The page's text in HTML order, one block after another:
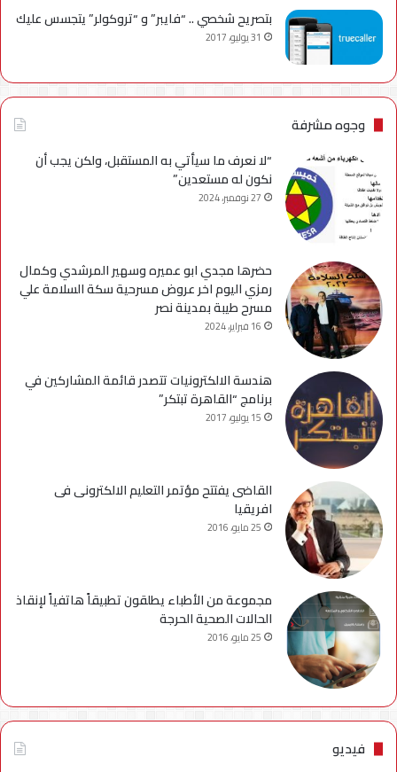
بتصريح شخصي .. “فايبر” و “تروكولر” يتجسس عليك
31 يوليو، 2017
وجوه مشرفة
“لا نعرف ما سيأتي به المستقبل، ولكن يجب أن
نكون له مستعدين”
27 نوفمبر، 2024
حضرها مجدي ابو عميره وسهير المرشدي وكمال
رمزي اليوم اخر عروض مسرحية سكة السلامة علي
مسرح طيبة بمدينة نصر
16 فبراير، 2024
هندسة الالكترونيات تتصدر قائمة المشاركين في
برنامج “القاهرة تبتكر”
15 يوليو، 2017
القاضى يفتتح مؤتمر التعليم الالكترونى فى
افريقيا
25 مايو، 2016
مجموعة من الأطباء يطلقون تطبيقاً هاتفياً لإنقاذ
الحالات الصحية الحرجة
25 مايو، 2016
فيديو